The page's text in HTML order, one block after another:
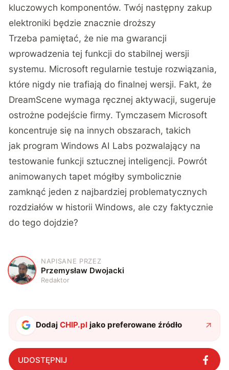
kluczowych komponentów. Twój następny zakup
elektroniki będzie znacznie droższy
Trzeba pamiętać, że nie ma gwarancji
wprowadzenia tej funkcji do stabilnej wersji
systemu. Microsoft regularnie testuje rozwiązania,
które nigdy nie trafiają do finalnej wersji. Fakt, że
DreamScene wymaga ręcznej aktywacji, sugeruje
ostrożne podejście firmy. Tymczasem Microsoft
koncentruje się na innych obszarach, takich
jak program Windows AI Labs pozwalający na
testowanie funkcji sztucznej inteligencji. Powrót
animowanych tapet mógłby symbolicznie
zamknąć jeden z najbardziej problematycznych
rozdziałów w historii Windows, ale czy faktycznie
do tego dojdzie?
P
NAPISANE PRZEZ
Przemysław Dwojacki
Redaktor
DodajCHIP.pl jako preferowane źródło
UDOSTĘPNIJ